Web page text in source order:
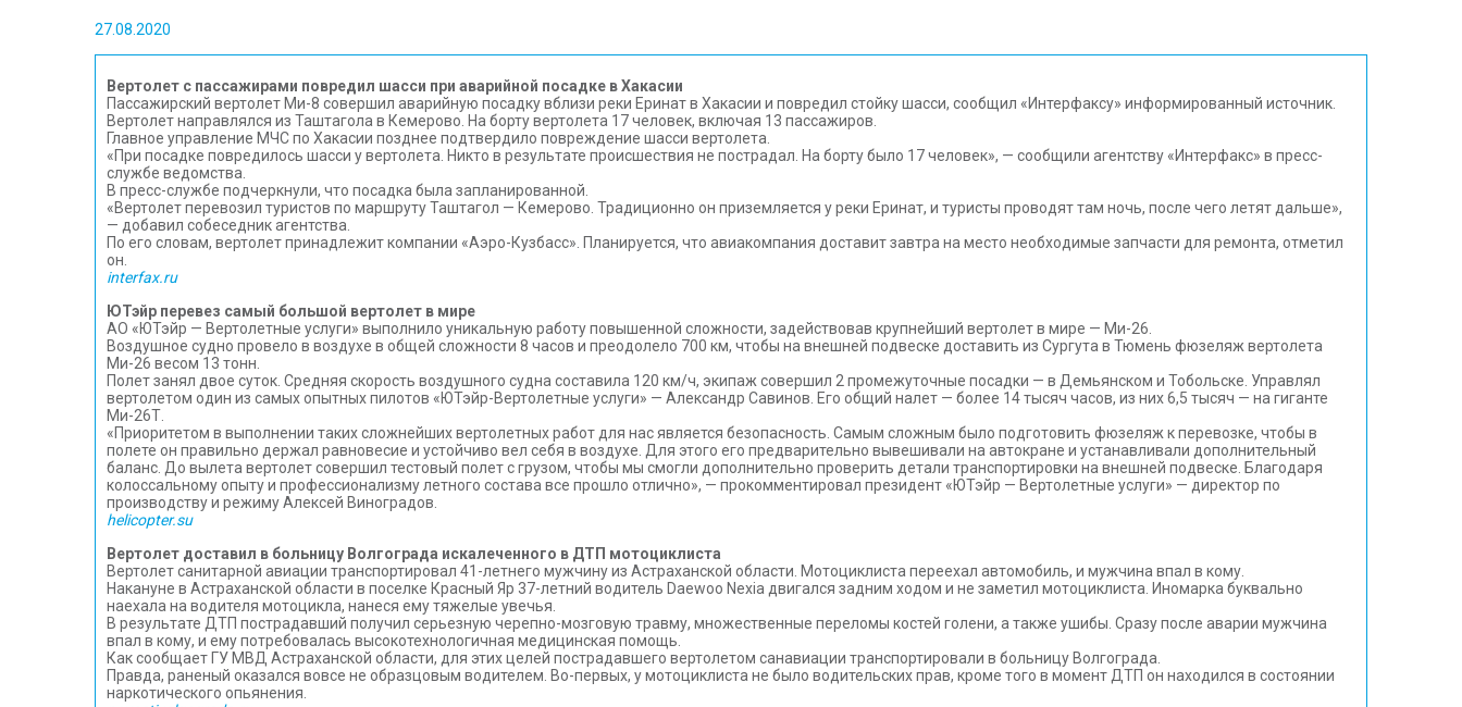
27.08.2020
Вертолет с пассажирами повредил шасси при аварийной посадке в Хакасии
Пассажирский вертолет Ми-8 совершил аварийную посадку вблизи реки Еринат в Хакасии и повредил стойку шасси, сообщил «Интерфаксу» информированный источник.
Вертолет направлялся из Таштагола в Кемерово. На борту вертолета 17 человек, включая 13 пассажиров.
Главное управление МЧС по Хакасии позднее подтвердило повреждение шасси вертолета.
«При посадке повредилось шасси у вертолета. Никто в результате происшествия не пострадал. На борту было 17 человек», — сообщили агентству «Интерфакс» в пресс-
службе ведомства.
В пресс-службе подчеркнули, что посадка была запланированной.
«Вертолет перевозил туристов по маршруту Таштагол — Кемерово. Традиционно он приземляется у реки Еринат, и туристы проводят там ночь, после чего летят дальше»,
— добавил собеседник агентства.
По его словам, вертолет принадлежит компании «Аэро-Кузбасс». Планируется, что авиакомпания доставит завтра на место необходимые запчасти для ремонта, отметил
он.
interfax.ru
ЮТэйр перевез самый большой вертолет в мире
АО «ЮТэйр — Вертолетные услуги» выполнило уникальную работу повышенной сложности, задействовав крупнейший вертолет в мире — Ми-26.
Воздушное судно провело в воздухе в общей сложности 8 часов и преодолело 700 км, чтобы на внешней подвеске доставить из Сургута в Тюмень фюзеляж вертолета
Ми-26 весом 13 тонн.
Полет занял двое суток. Средняя скорость воздушного судна составила 120 км/ч, экипаж совершил 2 промежуточные посадки — в Демьянском и Тобольске. Управлял
вертолетом один из самых опытных пилотов «ЮТэйр-Вертолетные услуги» — Александр Савинов. Его общий налет — более 14 тысяч часов, из них 6,5 тысяч — на гиганте
Ми-26Т.
«Приоритетом в выполнении таких сложнейших вертолетных работ для нас является безопасность. Самым сложным было подготовить фюзеляж к перевозке, чтобы в
полете он правильно держал равновесие и устойчиво вел себя в воздухе. Для этого его предварительно вывешивали на автокране и устанавливали дополнительный
баланс. До вылета вертолет совершил тестовый полет с грузом, чтобы мы смогли дополнительно проверить детали транспортировки на внешней подвеске. Благодаря
колоссальному опыту и профессионализму летного состава все прошло отлично», — прокомментировал президент «ЮТэйр — Вертолетные услуги» — директор по
производству и режиму Алексей Виноградов.
helicopter.su
Вертолет доставил в больницу Волгограда искалеченного в ДТП мотоциклиста
Вертолет санитарной авиации транспортировал 41-летнего мужчину из Астраханской области. Мотоциклиста переехал автомобиль, и мужчина впал в кому.
Накануне в Астраханской области в поселке Красный Яр 37-летний водитель Daewoo Nexia двигался задним ходом и не заметил мотоциклиста. Иномарка буквально
наехала на водителя мотоцикла, нанеся ему тяжелые увечья.
В результате ДТП пострадавший получил серьезную черепно-мозговую травму, множественные переломы костей голени, а также ушибы. Сразу после аварии мужчина
впал в кому, и ему потребовалась высокотехнологичная медицинская помощь.
Как сообщает ГУ МВД Астраханской области, для этих целей пострадавшего вертолетом санавиации транспортировали в больницу Волгограда.
Правда, раненый оказался вовсе не образцовым водителем. Во-первых, у мотоциклиста не было водительских прав, кроме того в момент ДТП он находился в состоянии
наркотического опьянения.